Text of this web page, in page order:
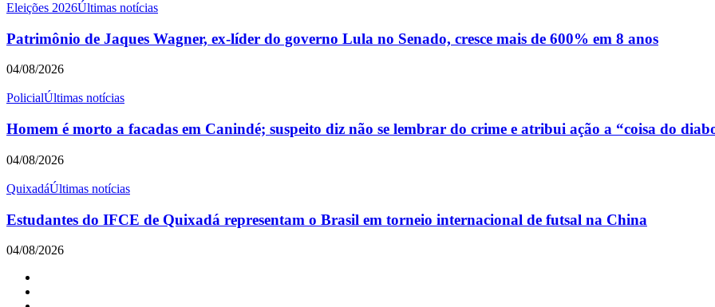
Eleições 2026Últimas notícias
Patrimônio de Jaques Wagner, ex-líder do governo Lula no Senado, cresce mais de 600% em 8 anos
04/08/2026
PolicialÚltimas notícias
Homem é morto a facadas em Canindé; suspeito diz não se lembrar do crime e atribui ação a “coisa do
04/08/2026
QuixadáÚltimas notícias
Estudantes do IFCE de Quixadá representam o Brasil em torneio internacional de futsal na China
04/08/2026